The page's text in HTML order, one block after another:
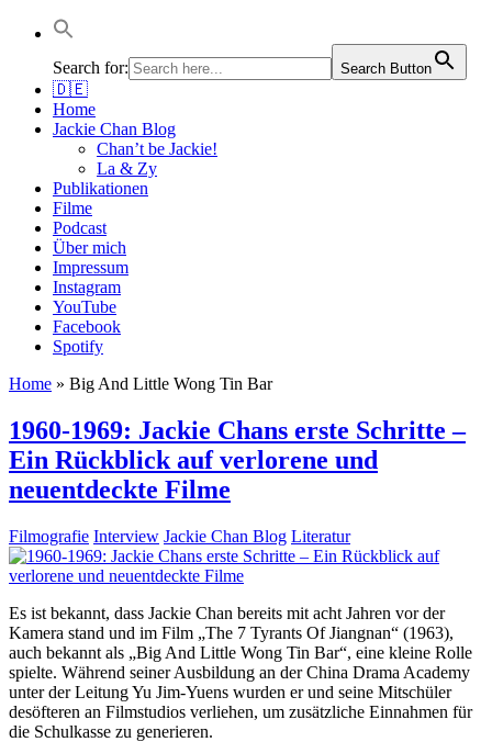
Jackie Chan Deutschland | Thorsten Boose
Autor & Jackie-Chan-Historiker
Search for:
Search Button
🇩🇪
Home
Jackie Chan Blog
Chan’t be Jackie!
La & Zy
Publikationen
Filme
Podcast
Über mich
Impressum
Instagram
YouTube
Facebook
Spotify
Home » Big And Little Wong Tin Bar
1960-1969: Jackie Chans erste Schritte –
Ein Rückblick auf verlorene und
neuentdeckte Filme
Filmografie Interview Jackie Chan Blog Literatur
Es ist bekannt, dass Jackie Chan bereits mit acht Jahren vor der
Kamera stand und im Film „The 7 Tyrants Of Jiangnan“ (1963),
auch bekannt als „Big And Little Wong Tin Bar“, eine kleine Rolle
spielte. Während seiner Ausbildung an der China Drama Academy
unter der Leitung Yu Jim-Yuens wurden er und seine Mitschüler
desöfteren an Filmstudios verliehen, um zusätzliche Einnahmen für
die Schulkasse zu generieren.